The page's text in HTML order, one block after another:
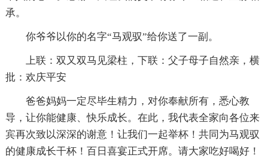
承。
你爷爷以你的名字“马观驭”给你送了一副。
上联：双又双马见梁柱，下联：父子母子自然亲，横
批：欢庆平安
爸爸妈妈一定尽毕生精力，对你奉献所有，悉心教
导，让你能健康、快乐成长。在此，我代表全家向各位来
宾再次致以深深的谢意！让我们一起举杯！共同为马观驭
的健康成长干杯！百日喜宴正式开席。请大家吃好喝好！